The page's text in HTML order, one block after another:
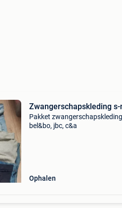
Zwangerschapskleding s-
Pakket
bel&bo, jbc, c&a
Ophalen